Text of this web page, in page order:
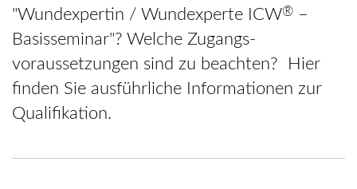
"Wundexpertin / Wundexperte ICW® –
Basisseminar"? Welche Zugangs­
voraussetzungen sind zu beachten? Hier
finden Sie ausführliche Informationen zur
Qualifikation.